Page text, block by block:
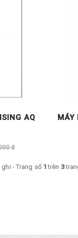
AQ
đ
MÁY
ghi - Trang số1trên 3